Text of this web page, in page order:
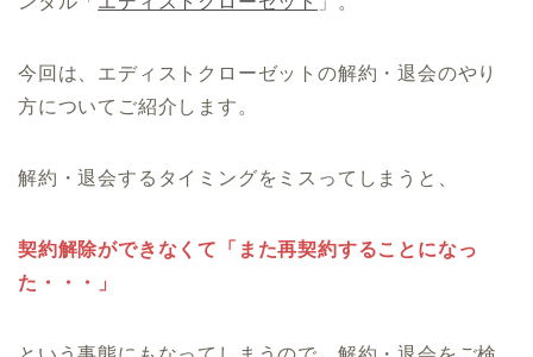
今回は、エディストクローゼットの解約・退会のやり
方についてご紹介します。
解約・退会するタイミングをミスってしまうと、
契約解除ができなくて「また再契約することになっ
た・・・」